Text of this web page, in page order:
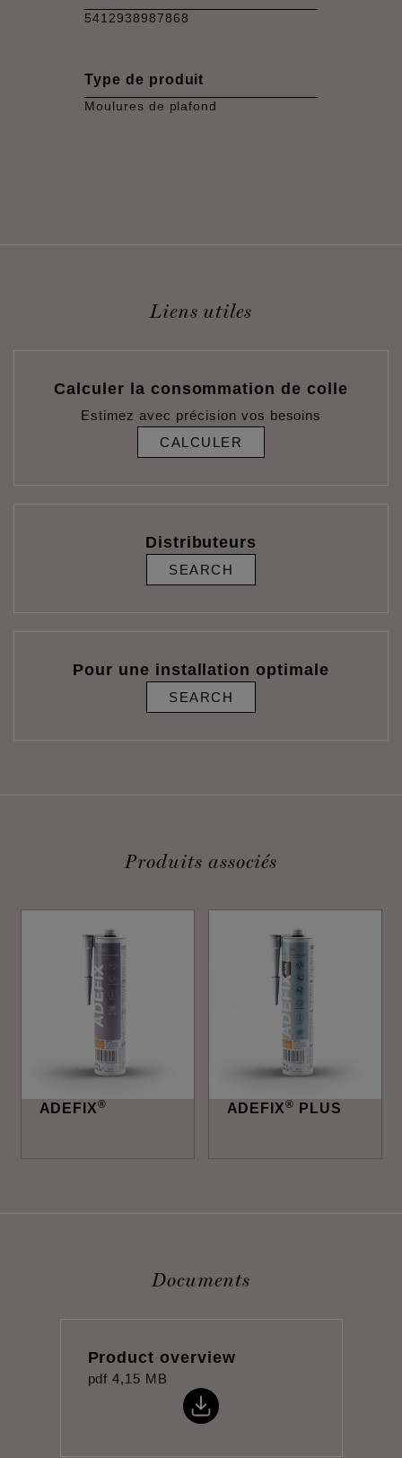
5412938987868
Type de produit
Moulures de plafond
Liens utiles
Calculer la consommation de colle
Estimez avec précision vos besoins
CALCULER
Distributeurs
SEARCH
Pour une installation optimale
SEARCH
Produits associés
ADEFIX® ADEFIX® PLUS
Documents
Product overview
pdf 4,15 MB